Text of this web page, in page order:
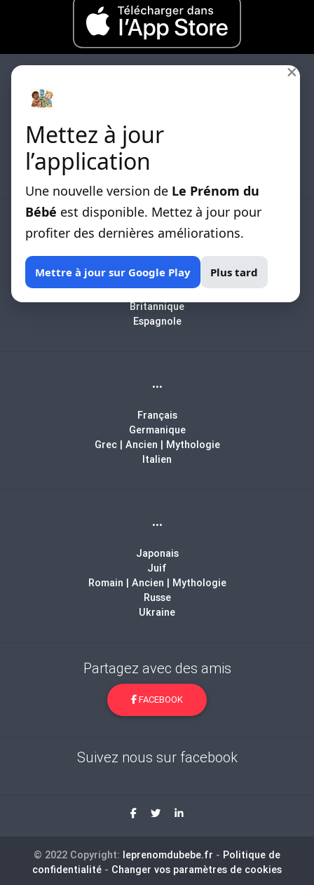
×
Mettez à jour
l’application
Une nouvelle version de Le Prénom du
Bébé est disponible. Mettez à jour pour
profiter des dernières améliorations.
Mettre à jour sur Google Play Plus tard
Les differentes listes de prénoms classées par
origines sont disponibles.
LISTE DE PRENOMS
Arabe
Biblique
Britannique
Espagnole
...
Français
Germanique
Grec | Ancien | Mythologie
Italien
...
Japonais
Juif
Romain | Ancien | Mythologie
Russe
Ukraine
Partagez avec des amis
FACEBOOK
Suivez nous sur facebook
© 2022 Copyright: leprenomdubebe.fr - Politique de
confidentialité - Changer vos paramètres de cookies